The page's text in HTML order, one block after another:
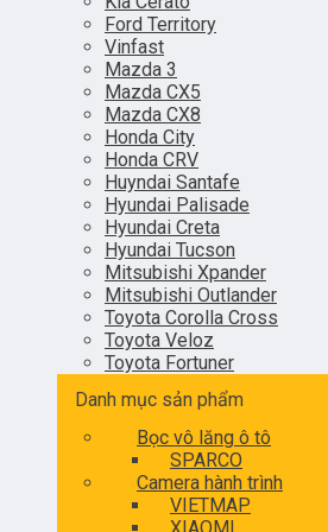
Ford Territory
Vinfast
Mazda 3
Mazda CX5
Mazda CX8
Honda City
Honda CRV
Huyndai Santafe
Hyundai Palisade
Hyundai Creta
Hyundai Tucson
Mitsubishi Xpander
Mitsubishi Outlander
Toyota Corolla Cross
Toyota Veloz
Toyota Fortuner
Danh mục sản phẩm
Bọc vô lăng ô tô
SPARCO
Camera hành trình
VIETMAP